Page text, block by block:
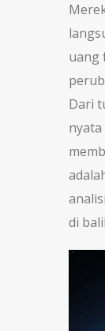
uang
Dari
di